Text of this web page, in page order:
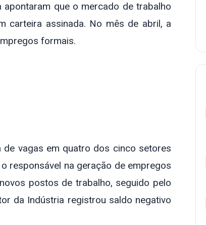
que o mercado de trabalho
carteira assinada. No mês de abril, a
formais.
de vagas em quatro dos cinco setores
responsável na geração de empregos
postos de trabalho, seguido pelo
da Indústria registrou saldo negativo